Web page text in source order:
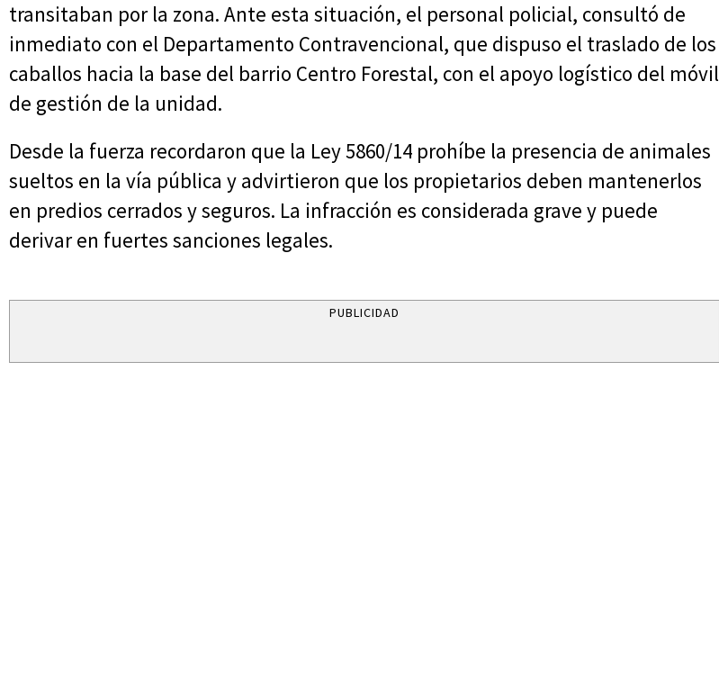
transitaban por la zona. Ante esta situación, el personal policial, consultó de
inmediato con el Departamento Contravencional, que dispuso el traslado de los
caballos hacia la base del barrio Centro Forestal, con el apoyo logístico del móvil
de gestión de la unidad.
Desde la fuerza recordaron que la Ley 5860/14 prohíbe la presencia de animales
sueltos en la vía pública y advirtieron que los propietarios deben mantenerlos
en predios cerrados y seguros. La infracción es considerada grave y puede
derivar en fuertes sanciones legales.
PUBLICIDAD